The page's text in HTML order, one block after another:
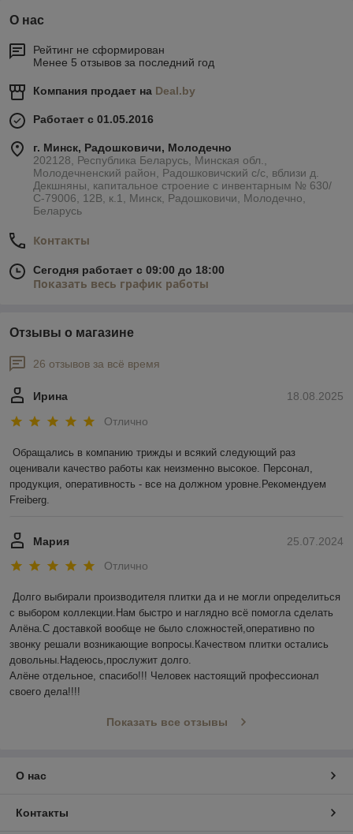
О нас
Рейтинг не сформирован
Менее 5 отзывов за последний год
Компания продает на Deal.by
Работает с 01.05.2016
г. Минск, Радошковичи, Молодечно
202128, Республика Беларусь, Минская обл.,
Молодечненский район, Радошковичский с/с, вблизи д.
Декшняны, капитальное строение с инвентарным № 630/
С-79006, 12В, к.1, Минск, Радошковичи, Молодечно,
Беларусь
Контакты
Сегодня работает с 09:00 до 18:00
Показать весь график работы
Отзывы о магазине
26 отзывов за всё время
18.08.2025
Ирина
Отлично
Обращались в компанию трижды и всякий следующий раз
оценивали качество работы как неизменно высокое. Персонал,
продукция, оперативность - все на должном уровне.Рекомендуем
Freiberg.
25.07.2024
Мария
Отлично
Долго выбирали производителя плитки да и не могли определиться
с выбором коллекции.Нам быстро и наглядно всё помогла сделать
Алёна.С доставкой вообще не было сложностей,оперативно по
звонку решали возникающие вопросы.Качеством плитки остались
довольны.Надеюсь,прослужит долго.
Алёне отдельное, спасибо!!! Человек настоящий профессионал
своего дела!!!!
Показать все отзывы
О нас
Контакты